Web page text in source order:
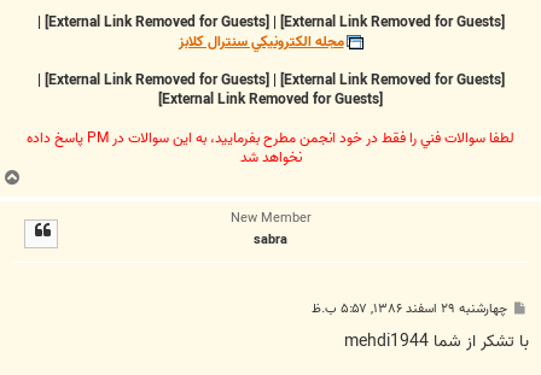
[External Link Removed for Guests]
|
[External Link Removed for Guests]
|
مجله الکترونيکي سنترال کلابز
[External Link Removed for Guests]
|
[External Link Removed for Guests]
|
[External Link Removed for Guests]
لطفا سوالات فني را فقط در خود انجمن مطرح بفرماييد، به اين سوالات در PM پاسخ داده
نخواهد شد
New Member
sabra
س
ت
چهارشنبه ۲۹ اسفند ۱۳۸۶, ۵:۵۷ ب.ظ
با تشكر از شما mehdi1944